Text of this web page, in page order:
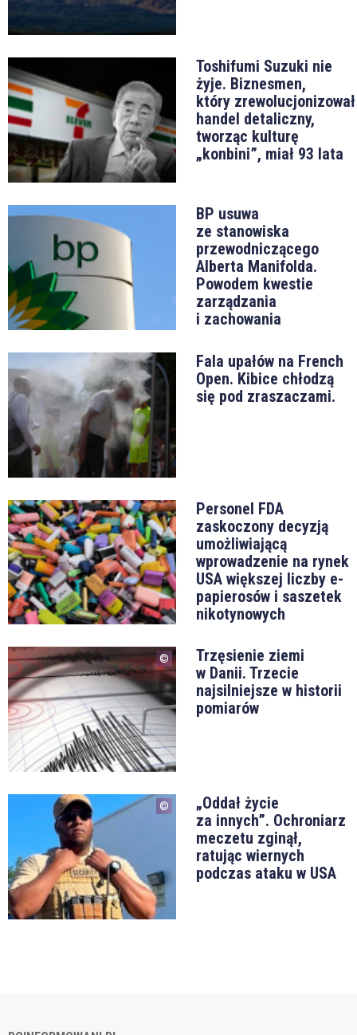
Toshifumi Suzuki nie
żyje. Biznesmen,
który zrewolucjonizował
handel detaliczny,
tworząc kulturę
„konbini”, miał 93 lata
BP usuwa
ze stanowiska
przewodniczącego
Alberta Manifolda.
Powodem kwestie
zarządzania
i zachowania
Fala upałów na French
Open. Kibice chłodzą
się pod zraszaczami.
Personel FDA
zaskoczony decyzją
umożliwiającą
wprowadzenie na rynek
USA większej liczby e-
papierosów i saszetek
nikotynowych
Trzęsienie ziemi
w Danii. Trzecie
najsilniejsze w historii
pomiarów
„Oddał życie
za innych”. Ochroniarz
meczetu zginął,
ratując wiernych
podczas ataku w USA